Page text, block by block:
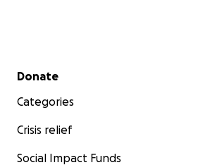
Secondary menu
Donate
Categories
Crisis relief
Social Impact Funds